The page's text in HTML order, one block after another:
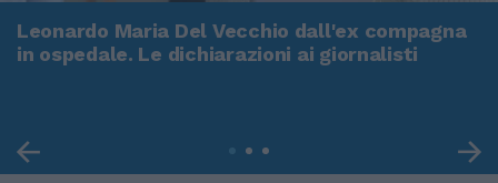
Leonardo Maria Del Vecchio dall'ex compagna
in ospedale. Le dichiarazioni ai giornalisti